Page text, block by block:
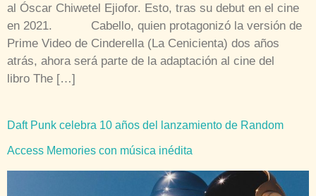
al Óscar Chiwetel Ejiofor. Esto, tras su debut en el cine
en 2021. Cabello, quien protagonizó la versión de
Prime Video de Cinderella (La Cenicienta) dos años
atrás, ahora será parte de la adaptación al cine del
libro The […]
Daft Punk celebra 10 años del lanzamiento de Random
Access Memories con música inédita